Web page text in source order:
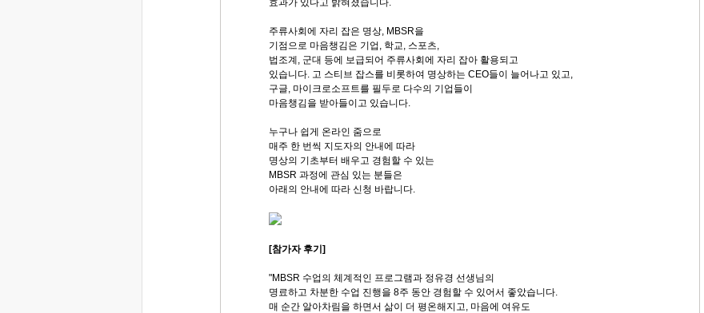
효과가 있다고 밝혀졌습니다.
주류사회에 자리 잡은 명상, MBSR을
기점으로 마음챙김은 기업, 학교, 스포츠,
법조계, 군대 등에 보급되어 주류사회에 자리 잡아 활용되고
있습니다. 고 스티브 잡스를 비롯하여 명상하는 CEO들이 늘어나고 있고,
구글, 마이크로소프트를 필두로 다수의 기업들이
마음챙김을 받아들이고 있습니다.
누구나 쉽게 온라인 줌으로
매주 한 번씩 지도자의 안내에 따라
명상의 기초부터 배우고 경험할 수 있는
MBSR 과정에 관심 있는 분들은
아래의 안내에 따라 신청 바랍니다.
[참가자 후기]
"MBSR 수업의 체계적인 프로그램과 정유경 선생님의
명료하고 차분한 수업 진행을 8주 동안 경험할 수 있어서 좋았습니다.
매 순간 알아차림을 하면서 삶이 더 평온해지고, 마음에 여유도